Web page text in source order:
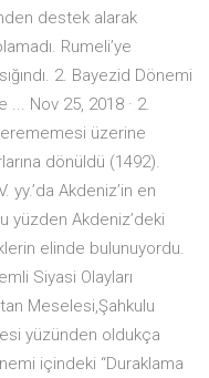
destek alarak
Rumeli’ye
2. Bayezid Dönemi
Nov 25, 2018 · 2.
üzerine
dönüldü (1492).
yy.’da Akdeniz’in en
yüzden Akdeniz’deki
elinde bulunuyordu.
Siyasi Olayları
Meselesi,Şahkulu
yüzünden oldukça
içindeki “Duraklama